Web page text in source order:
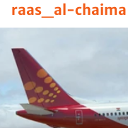
raas_al-chaima